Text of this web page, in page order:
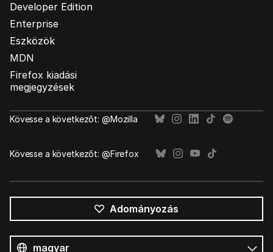
Developer Edition
Enterprise
Eszközök
MDN
Firefox kiadási
megjegyzések
Kövesse a következőt: @Mozilla
Kövesse a következőt: @Firefox
Adományozás
nyelv
Nyelv